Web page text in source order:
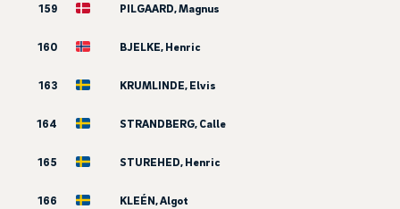
159 PILGAARD, Magnus
160 BJELKE, Henric
163 KRUMLINDE, Elvis
164 STRANDBERG, Calle
165 STUREHED, Henric
166 KLEÉN, Algot